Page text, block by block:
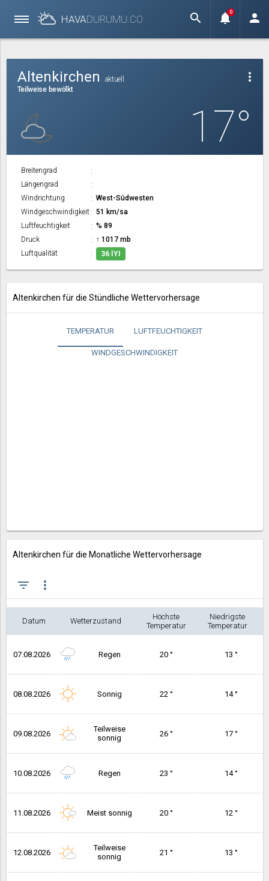
HAVADURUMU.CO search notifications
0 person
more_vert
Altenkirchen
aktuell
Teilweise bewölkt
17°
Breitengrad
Längengrad
Windrichtung
West-Südwesten
Windgeschwindigkeit
51 km/sa
Luftfeuchtigkeit
% 89
Druck
↑ 1017 mb
Luftqualität
36 İYI
Altenkirchen für die Stündliche Wettervorhersage
TEMPERATUR LUFTFEUCHTIGKEIT
WINDGESCHWINDIGKEIT
Altenkirchen für die Monatliche Wettervorhersage
filter_list more_vert
Datum Wetterzustand
Höchste
Temperatur
Niedrigste
Temperatur
07.08.2026 Regen 20 ° 13 °
08.08.2026 Sonnig 22 ° 14 °
09.08.2026
Teilweise
sonnig
26 ° 17 °
10.08.2026 Regen 23 ° 14 °
11.08.2026 Meist sonnig 20 ° 12 °
12.08.2026
Teilweise
sonnig
21 ° 13 °